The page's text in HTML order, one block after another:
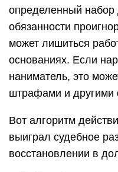
определенный набор
обязанности
может лишиться
основаниях. Если
наниматель, это
штрафами и другими
Вот алгоритм
выиграл судебное
восстановлении в